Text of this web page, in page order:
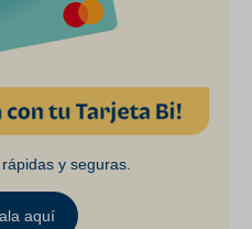
y seguras.
aquí